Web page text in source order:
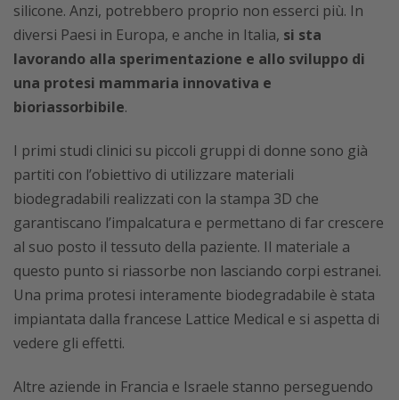
silicone. Anzi, potrebbero proprio non esserci più. In
diversi Paesi in Europa, e anche in Italia, si sta
lavorando alla sperimentazione e allo sviluppo di
una protesi mammaria innovativa e
bioriassorbibile.
I primi studi clinici su piccoli gruppi di donne sono già
partiti con l’obiettivo di utilizzare materiali
biodegradabili realizzati con la stampa 3D che
garantiscano l’impalcatura e permettano di far crescere
al suo posto il tessuto della paziente. Il materiale a
questo punto si riassorbe non lasciando corpi estranei.
Una prima protesi interamente biodegradabile è stata
impiantata dalla francese Lattice Medical e si aspetta di
vedere gli effetti.
Altre aziende in Francia e Israele stanno perseguendo